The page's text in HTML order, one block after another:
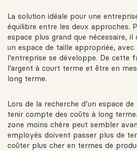
La solution idéale pour une
équilibre entre les deux approches.
espace plus grand que nécessaire,
un espace de taille appropriée, avec
l’entreprise se développe. De cette
l’argent à court terme et être en
long terme.
Lors de la recherche d’un espace
tenir compte des coûts à long
zone moins chère peut sembler
employés doivent passer plus de
coûter plus cher en termes de